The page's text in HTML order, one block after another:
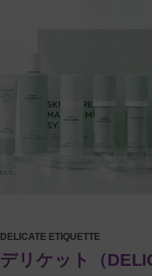
DELICATE ETIQUETTE
デリケット（